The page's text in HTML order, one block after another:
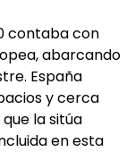
contaba con
abarcando
España
y cerca
la sitúa
en esta